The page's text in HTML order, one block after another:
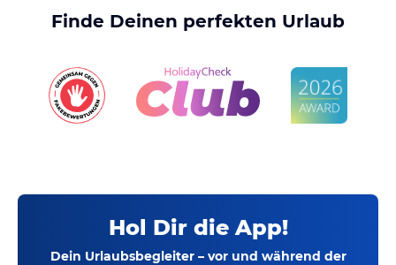
Finde Deinen perfekten Urlaub
Hol Dir die App!
Dein Urlaubsbegleiter – vor und während der